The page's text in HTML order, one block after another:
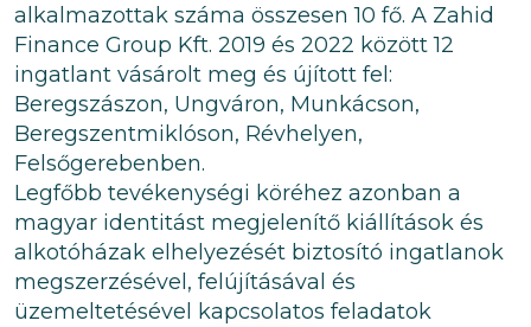
alkalmazottak száma összesen 10 fő. A Zahid
Finance Group Kft. 2019 és 2022 között 12
ingatlant vásárolt meg és újított fel:
Beregszászon, Ungváron, Munkácson,
Beregszentmiklóson, Révhelyen,
Felsőgerebenben.
Legfőbb tevékenységi köréhez azonban a
magyar identitást megjelenítő kiállítások és
alkotóházak elhelyezését biztosító ingatlanok
megszerzésével, felújításával és
üzemeltetésével kapcsolatos feladatok